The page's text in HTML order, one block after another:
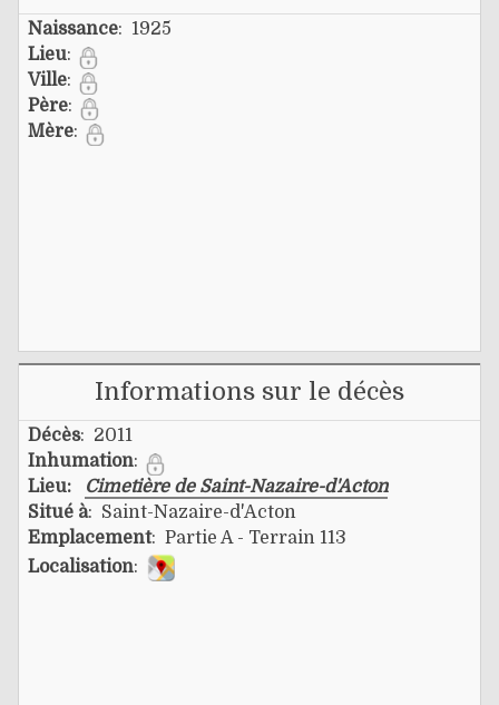
Naissance: 1925
Lieu:
Ville:
Père:
Mère:
Informations sur le décès
Décès: 2011
Inhumation:
Lieu:
Cimetière de Saint-Nazaire-d'Acton
Situé à: Saint-Nazaire-d'Acton
Emplacement: Partie A - Terrain 113
Localisation: